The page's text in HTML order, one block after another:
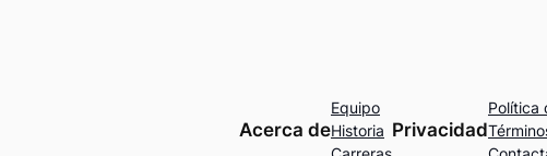
Acerca de
Equipo
Historia Privacidad
Política